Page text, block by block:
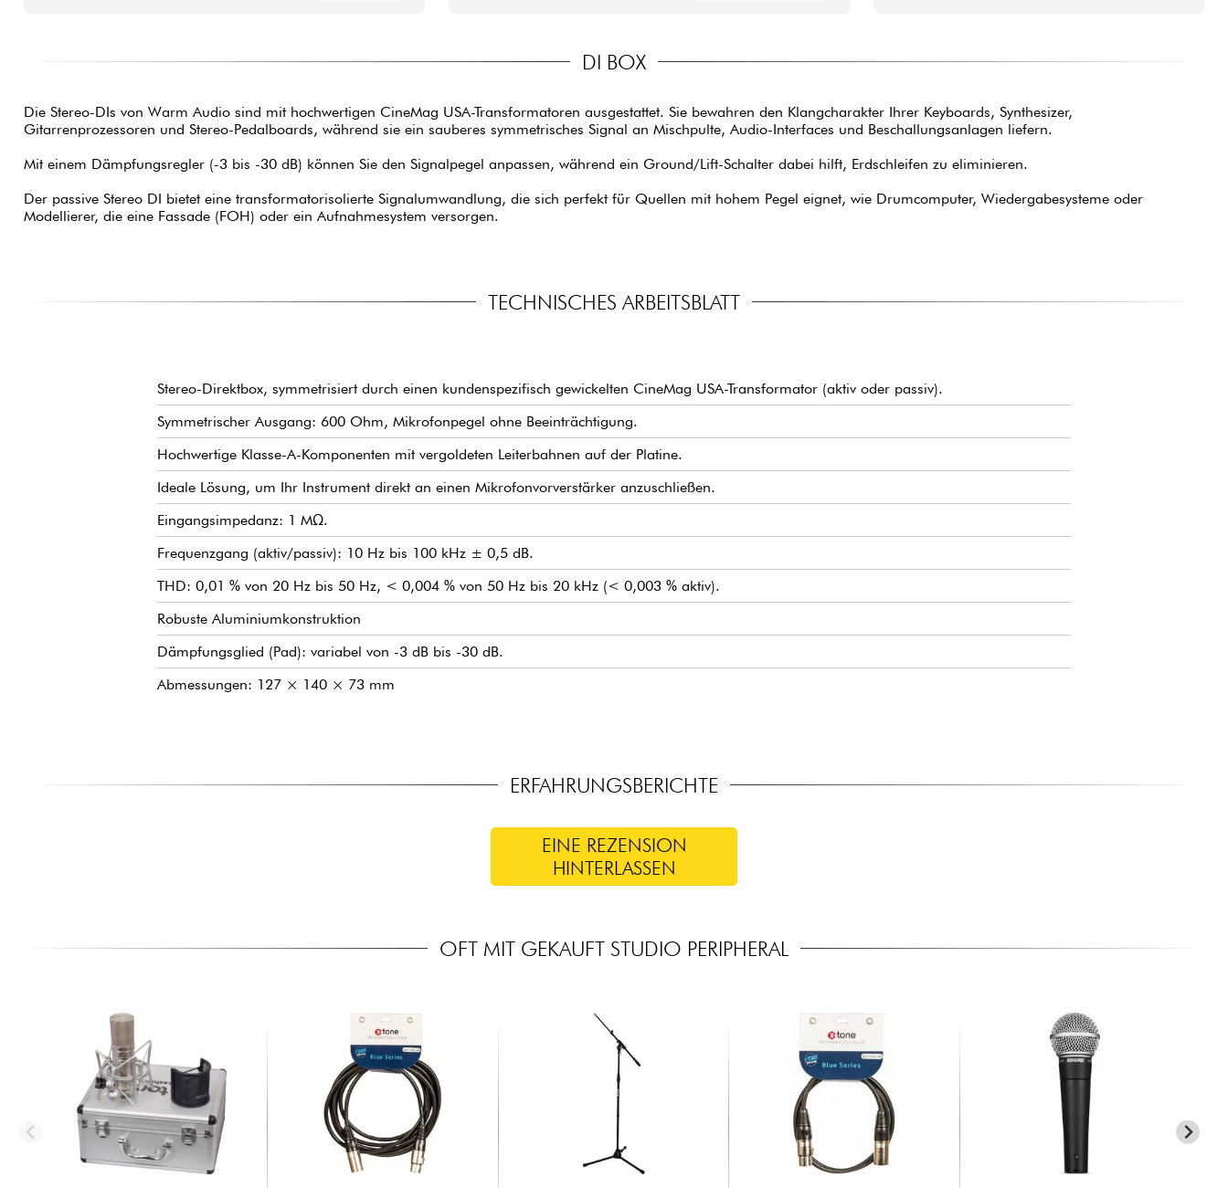
DI BOX
Die Stereo-DIs von Warm Audio sind mit hochwertigen CineMag USA-Transformatoren ausgestattet. Sie bewahren den Klangcharakter Ihrer Keyboards, Synthesizer,
Gitarrenprozessoren und Stereo-Pedalboards, während sie ein sauberes symmetrisches Signal an Mischpulte, Audio-Interfaces und Beschallungsanlagen liefern.
Mit einem Dämpfungsregler (-3 bis -30 dB) können Sie den Signalpegel anpassen, während ein Ground/Lift-Schalter dabei hilft, Erdschleifen zu eliminieren.
Der passive Stereo DI bietet eine transformatorisolierte Signalumwandlung, die sich perfekt für Quellen mit hohem Pegel eignet, wie Drumcomputer, Wiedergabesysteme oder
Modellierer, die eine Fassade (FOH) oder ein Aufnahmesystem versorgen.
TECHNISCHES ARBEITSBLATT
Stereo-Direktbox, symmetrisiert durch einen kundenspezifisch gewickelten CineMag USA-Transformator (aktiv oder passiv).
Symmetrischer Ausgang: 600 Ohm, Mikrofonpegel ohne Beeinträchtigung.
Hochwertige Klasse-A-Komponenten mit vergoldeten Leiterbahnen auf der Platine.
Ideale Lösung, um Ihr Instrument direkt an einen Mikrofonvorverstärker anzuschließen.
Eingangsimpedanz: 1 MΩ.
Frequenzgang (aktiv/passiv): 10 Hz bis 100 kHz ± 0,5 dB.
THD: 0,01 % von 20 Hz bis 50 Hz, < 0,004 % von 50 Hz bis 20 kHz (< 0,003 % aktiv).
Robuste Aluminiumkonstruktion
Dämpfungsglied (Pad): variabel von -3 dB bis -30 dB.
Abmessungen: 127 × 140 × 73 mm
ERFAHRUNGSBERICHTE
EINE REZENSION
HINTERLASSEN
OFT MIT GEKAUFT STUDIO PERIPHERAL